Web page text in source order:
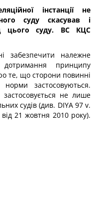
інстанції не
суду скасував і
цього суду. ВС КЦС
забезпечити належне
принципу
те, що сторони повинні
застосовуються.
не лише
судів (див. DIYA 97 v.
21 жовтня 2010 року).